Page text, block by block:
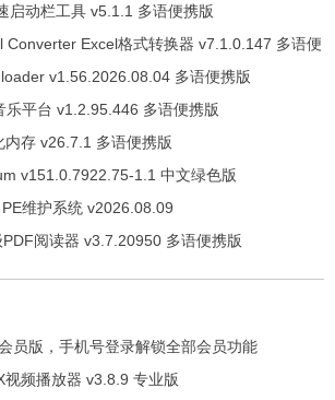
启动栏工具 v5.1.1 多语便携版
Converter Excel格式转换器 v7.1.0.147 多语便
v1.56.2026.08.04 多语便携版
乐平台 v1.2.95.446 多语便携版
存 v26.7.1 多语便携版
v151.0.7922.75-1.1 中文绿色版
维护系统 v2026.08.09
阅读器 v3.7.20950 多语便携版
员版，手机号登录解锁全部会员功能
视频播放器 v3.8.9 专业版